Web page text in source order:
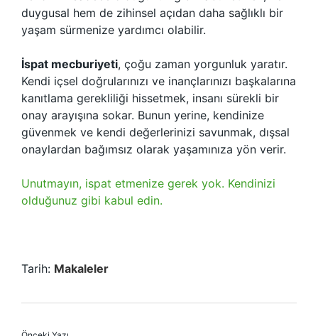
duygusal hem de zihinsel açıdan daha sağlıklı bir
yaşam sürmenize yardımcı olabilir.
İspat mecburiyeti, çoğu zaman yorgunluk yaratır.
Kendi içsel doğrularınızı ve inançlarınızı başkalarına
kanıtlama gerekliliği hissetmek, insanı sürekli bir
onay arayışına sokar. Bunun yerine, kendinize
güvenmek ve kendi değerlerinizi savunmak, dışsal
onaylardan bağımsız olarak yaşamınıza yön verir.
Unutmayın, ispat etmenize gerek yok. Kendinizi
olduğunuz gibi kabul edin.
Tarih: Makaleler